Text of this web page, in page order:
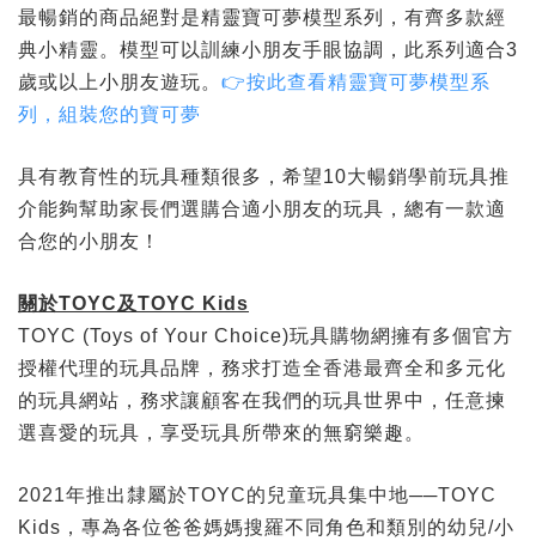
最暢銷的商品絕對是精靈寶可夢模型系列，有齊多款經
典小精靈。模型可以訓練小朋友手眼協調，此系列適合3
歲或以上小朋友遊玩。 👉按此查看精靈寶可夢模型系
列，組裝您的寶可夢
具有教育性的玩具種類很多，希望10大暢銷學前玩具推
介能夠幫助家長們選購合適小朋友的玩具，總有一款適
合您的小朋友！
關於TOYC及TOYC Kids
TOYC (Toys of Your Choice)玩具購物網擁有多個官方
授權代理的玩具品牌，務求打造全香港最齊全和多元化
的玩具網站，務求讓顧客在我們的玩具世界中，任意揀
選喜愛的玩具，享受玩具所帶來的無窮樂趣。
2021年推出隸屬於TOYC的兒童玩具集中地──TOYC
Kids，專為各位爸爸媽媽搜羅不同角色和類別的幼兒/小